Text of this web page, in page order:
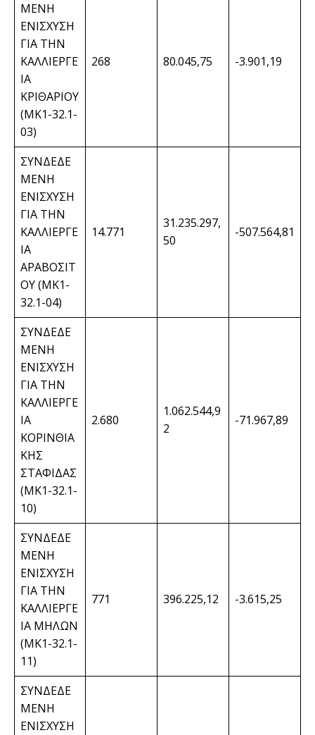
ΜΕΝΗ
ΕΝΙΣΧΥΣΗ
ΓΙΑ ΤΗΝ
ΚΑΛΛΙΕΡΓΕ
ΙΑ
ΚΡΙΘΑΡΙΟΥ
(ΜΚ1-32.1-
03)
268 80.045,75 -3.901,19
ΣΥΝΔΕΔΕ
ΜΕΝΗ
ΕΝΙΣΧΥΣΗ
ΓΙΑ ΤΗΝ
ΚΑΛΛΙΕΡΓΕ
ΙΑ
ΑΡΑΒΟΣΙΤ
ΟΥ (ΜΚ1-
32.1-04)
14.771
31.235.297,
50
-507.564,81
ΣΥΝΔΕΔΕ
ΜΕΝΗ
ΕΝΙΣΧΥΣΗ
ΓΙΑ ΤΗΝ
ΚΑΛΛΙΕΡΓΕ
ΙΑ
ΚΟΡΙΝΘΙΑ
ΚΗΣ
ΣΤΑΦΙΔΑΣ
(ΜΚ1-32.1-
10)
2.680
1.062.544,9
2
-71.967,89
ΣΥΝΔΕΔΕ
ΜΕΝΗ
ΕΝΙΣΧΥΣΗ
ΓΙΑ ΤΗΝ
ΚΑΛΛΙΕΡΓΕ
ΙΑ ΜΗΛΩΝ
(ΜΚ1-32.1-
11)
771 396.225,12 -3.615,25
ΣΥΝΔΕΔΕ
ΜΕΝΗ
ΕΝΙΣΧΥΣΗ